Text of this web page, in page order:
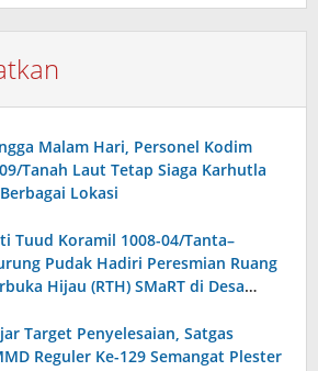
Malam Hari, Personel Kodim
Tanah Laut Tetap Siaga Karhutla
Lokasi
Tuud Koramil 1008-04/Tanta–
Pudak Hadiri Peresmian Ruang
Hijau (RTH) SMaRT di Desa
Target Penyelesaian, Satgas
Reguler Ke-129 Semangat Plester